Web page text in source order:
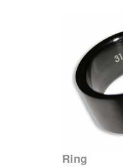
Ring